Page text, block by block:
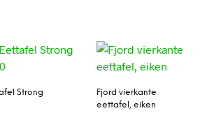
Strong
Fjord vierkante
eettafel, eiken